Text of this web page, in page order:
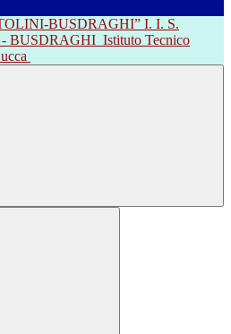
I. I. S.
BUSDRAGHI Istituto Tecnico